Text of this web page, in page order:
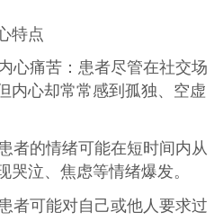
特点
心痛苦：患者尽管在社交场
内心却常常感到孤独、空虚
者的情绪可能在短时间内从
哭泣、焦虑等情绪爆发。
者可能对自己或他人要求过